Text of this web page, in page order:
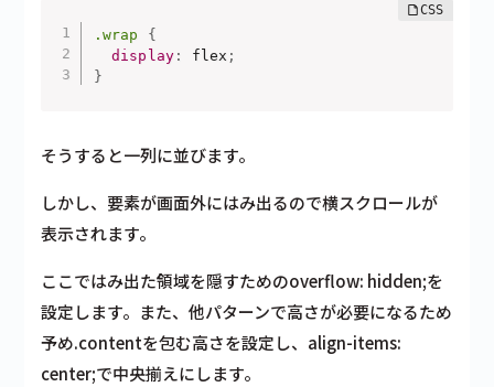
.wrap
{
display: flex ;
}
そうすると一列に並びます。
しかし、要素が画面外にはみ出るので横スクロールが
表示されます。
ここではみ出た領域を隠すためのoverflow: hidden;を
設定します。また、他パターンで高さが必要になるため
予め.contentを包む高さを設定し、align-items:
center;で中央揃えにします。